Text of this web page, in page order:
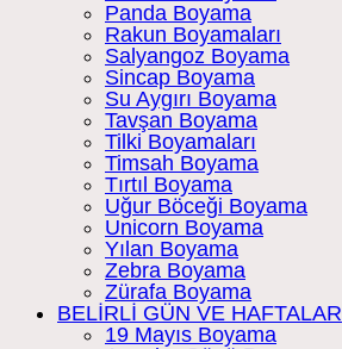
Panda Boyama
Rakun Boyamaları
Salyangoz Boyama
Sincap Boyama
Su Aygırı Boyama
Tavşan Boyama
Tilki Boyamaları
Timsah Boyama
Tırtıl Boyama
Uğur Böceği Boyama
Unicorn Boyama
Yılan Boyama
Zebra Boyama
Zürafa Boyama
BELİRLİ GÜN VE HAFTALAR
19 Mayıs Boyama